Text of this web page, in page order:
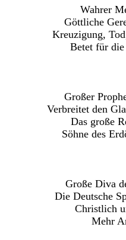
Wahrer
Göttliche
Kreuzigung,
Betet für
Großer
Verbreitet den
Das große
Söhne des
Große Diva
Die Deutsche
Christlich
Mehr